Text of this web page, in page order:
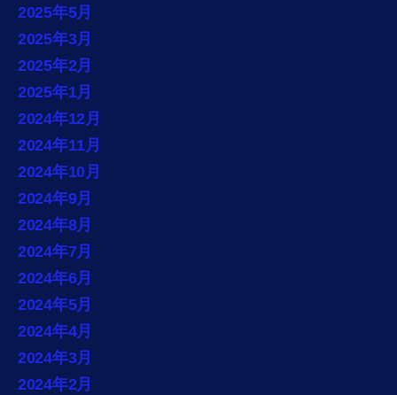
2025年5月
2025年3月
2025年2月
2025年1月
2024年12月
2024年11月
2024年10月
2024年9月
2024年8月
2024年7月
2024年6月
2024年5月
2024年4月
2024年3月
2024年2月